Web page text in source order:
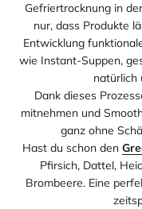
Gefriertrocknung in
nur, dass Produkte
Entwicklung
wie Instant-Suppen,
natürlich
Dank dieses
mitnehmen und
ganz ohne
Hast du schon den
Pfirsich, Dattel,
Brombeere. Eine